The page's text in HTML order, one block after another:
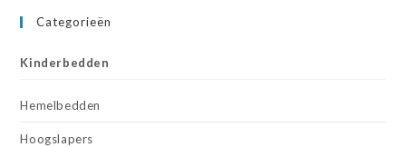
Categorieën
Kinderbedden
Hemelbedden
Hoogslapers